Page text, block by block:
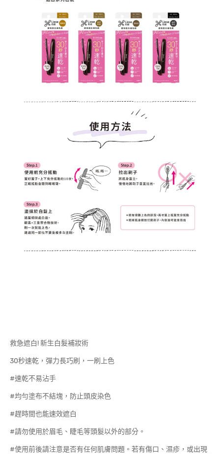
救急遮白! 新生白髮補妝術
30秒速乾，彈力長巧刷，一刷上色
#速乾不易沾手
#均勻塗布不結塊，防止頭皮染色
#趕時間也能速效遮白
#請勿使用於眉毛、睫毛等頭髮以外的部分。
#使用前後請注意是否有任何肌膚問題。若有傷口、濕疹，或出現